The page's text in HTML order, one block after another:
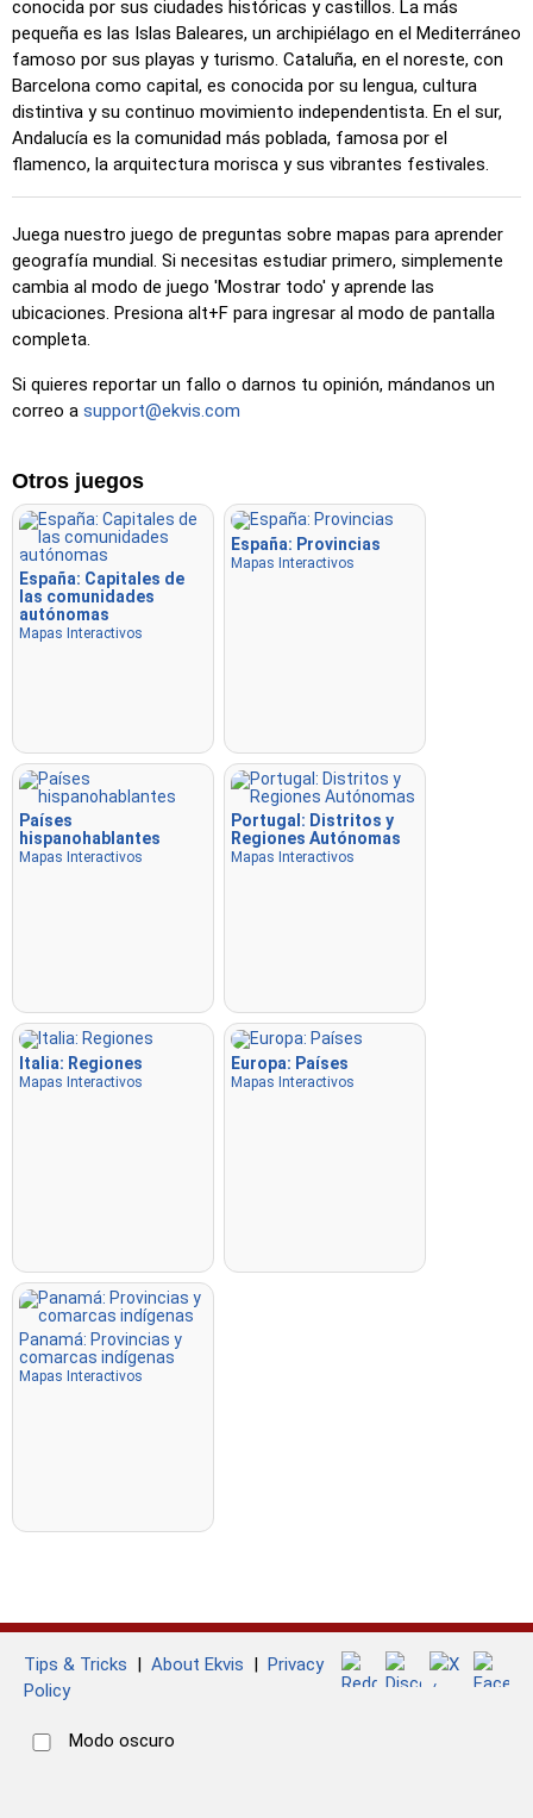
Haz clic en… (banderas)
: Como 'Haz clic en…', pero solo
se muestra una bandera, sin nombres.
Opción múltiple: Elige la opción correcta entre cuatro
haciendo clic o presionando las teclas 1–4.
Escribir al azar: Escribe los nombres de las ubicaciones en
cualquier orden; se resaltarán en el mapa a medida que
avances.
Escribir: Escribe el nombre de la ubicación resaltada.
Volar: Usa las teclas de flecha o WASD para moverte y
presiona la barra espaciadora para aumentar la velocidad.
conocida por sus ciudades históricas y castillos. La más
pequeña es las Islas Baleares, un archipiélago en el Mediterráneo
famoso por sus playas y turismo. Cataluña, en el noreste, con
Barcelona como capital, es conocida por su lengua, cultura
distintiva y su continuo movimiento independentista. En el sur,
Andalucía es la comunidad más poblada, famosa por el
flamenco, la arquitectura morisca y sus vibrantes festivales.
Juega nuestro juego de preguntas sobre mapas para aprender
geografía mundial. Si necesitas estudiar primero, simplemente
cambia al modo de juego 'Mostrar todo' y aprende las
ubicaciones. Presiona alt+F para ingresar al modo de pantalla
completa.
Si quieres reportar un fallo o darnos tu opinión, mándanos un
correo a support@ekvis.com
Otros juegos
España: Capitales de
las comunidades
autónomas
Mapas Interactivos
España: Provincias
Mapas Interactivos
Países
hispanohablantes
Mapas Interactivos
Portugal: Distritos y
Regiones Autónomas
Mapas Interactivos
Italia: Regiones
Mapas Interactivos
Europa: Países
Mapas Interactivos
Panamá: Provincias y
comarcas indígenas
Mapas Interactivos
Tips & Tricks | About Ekvis | Privacy
Policy
Modo oscuro